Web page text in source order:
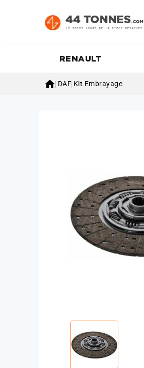
RENAULT
 DAF Kit Embrayage